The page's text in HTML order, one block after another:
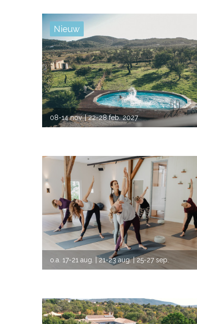
VORIGE
Nieuw
08-14 nov.| 22-28 feb. 2027
VORIGE
o.a. 17-21 aug. | 21-23 aug.| 25-27 sep.
| 22-24 jan. 2027| 19-21 mrt. 2027